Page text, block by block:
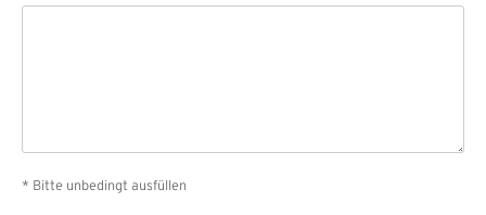
* Bitte unbedingt ausfüllen